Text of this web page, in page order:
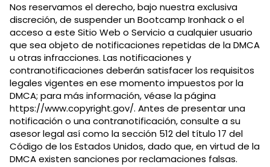
Nos reservamos el derecho, bajo nuestra exclusiva
discreción, de suspender un Bootcamp Ironhack o el
acceso a este Sitio Web o Servicio a cualquier usuario
que sea objeto de notificaciones repetidas de la DMCA
u otras infracciones. Las notificaciones y
contranotificaciones deberán satisfacer los requisitos
legales vigentes en ese momento impuestos por la
DMCA; para más información, véase la página
https://www.copyright.gov/. Antes de presentar una
notificación o una contranotificación, consulte a su
asesor legal así como la sección 512 del título 17 del
Código de los Estados Unidos, dado que, en virtud de la
DMCA existen sanciones por reclamaciones falsas.